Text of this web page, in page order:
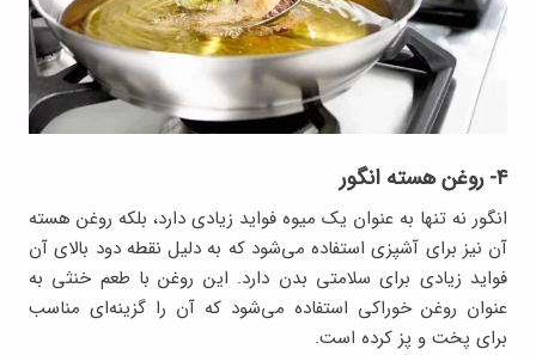
۴- روغن هسته انگور
انگور نه تنها به عنوان یک میوه فواید زیادی دارد، بلکه روغن هسته
آن نیز برای آشپزی استفاده می‌شود که به دلیل نقطه دود بالای آن
فواید زیادی برای سلامتی بدن دارد. این روغن با طعم خنثی به
عنوان روغن خوراکی استفاده می‌شود که آن را گزینه‌ای مناسب
برای پخت و پز کرده است.